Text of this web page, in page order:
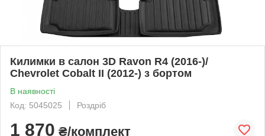
Килимки в салон 3D Ravon R4 (2016-)/
Chevrolet Cobalt II (2012-) з бортом
В наявності
Код: 5045025
Роздріб
1 870 ₴/комплект